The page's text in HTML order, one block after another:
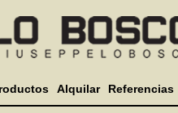
Alquilar Referencias